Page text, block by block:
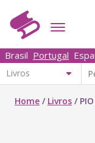
Brasil Portugal
Home / Livros /